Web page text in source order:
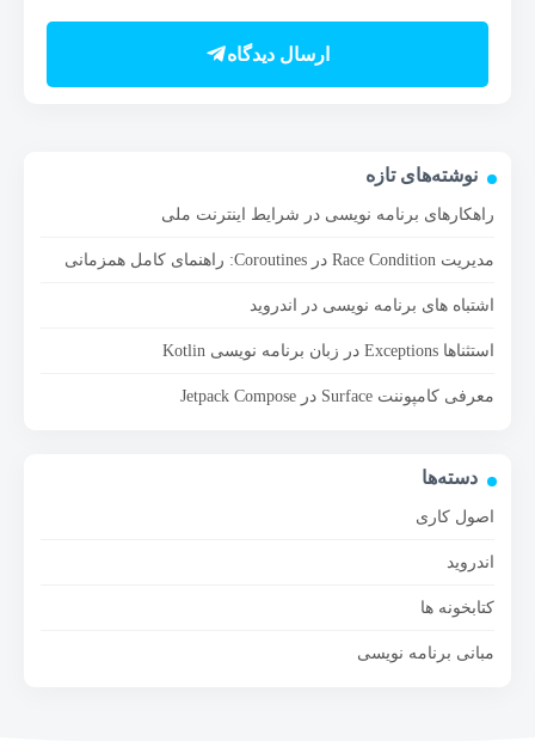
ارسال دیدگاه
نوشته‌های تازه
راهکارهای برنامه نویسی در شرایط اینترنت ملی
مدیریت Race Condition در Coroutines: راهنمای کامل همزمانی
اشتباه های برنامه نویسی در اندروید
استثناها Exceptions در زبان برنامه نویسی Kotlin
معرفی کامپوننت Surface در Jetpack Compose
دسته‌ها
اصول کاری
اندروید
کتابخونه ها
مبانی برنامه نویسی